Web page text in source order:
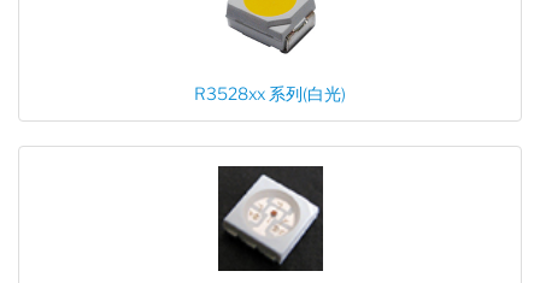
R3528xx 系列(白光)